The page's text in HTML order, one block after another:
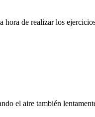
de realizar los
el aire también